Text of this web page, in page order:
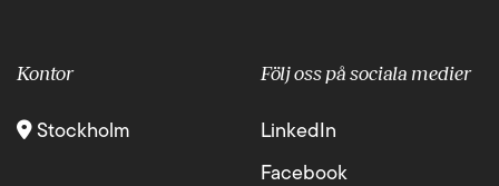
Kontor
Stockholm
Följ oss på sociala medier
LinkedIn
Facebook